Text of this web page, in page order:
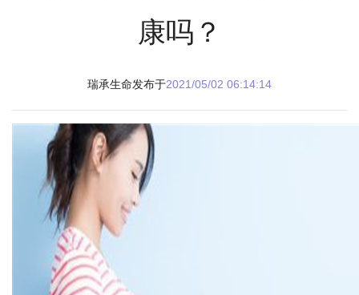
康吗？
瑞承生命发布于2021/05/02 06:14:14